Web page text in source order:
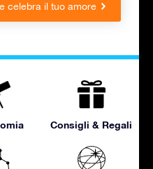
celebra il tuo amore
Consigli & Regali